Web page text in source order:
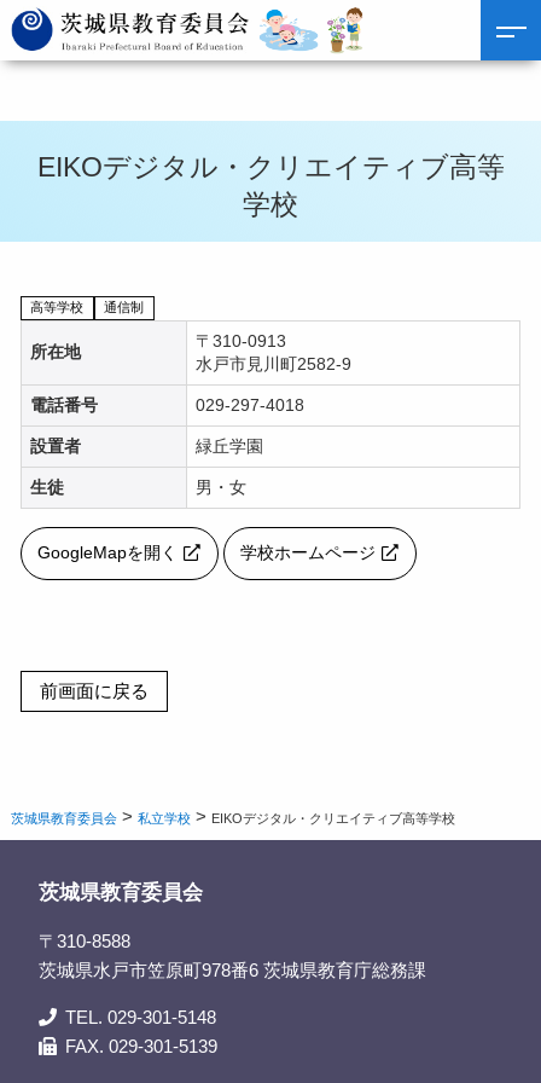
EIKOデジタル・クリエイティブ高等
学校
高等学校 通信制
所在地
〒310-0913
水戸市見川町2582-9
電話番号 029-297-4018
設置者 緑丘学園
生徒 男・女
GoogleMapを開く 学校ホームページ
茨城県教育委員会 >私立学校 > EIKOデジタル・クリエイティブ高等学校
茨城県教育委員会
〒310-8588
茨城県水戸市笠原町978番6 茨城県教育庁総務課
TEL. 029-301-5148
FAX. 029-301-5139